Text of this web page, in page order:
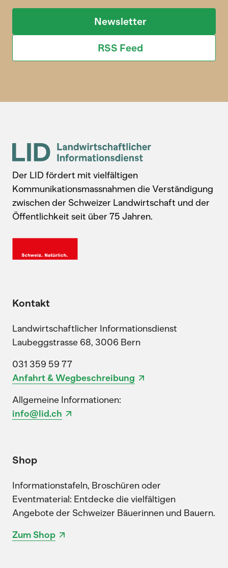
Newsletter
RSS Feed
Der LID fördert mit vielfältigen
Kommunikationsmassnahmen die Verständigung
zwischen der Schweizer Landwirtschaft und der
Öffentlichkeit seit über 75 Jahren.
Kontakt
Landwirtschaftlicher Informationsdienst
Laubeggstrasse 68, 3006 Bern
031 359 59 77
Anfahrt & Wegbeschreibung
Allgemeine Informationen:
info@lid.ch
Shop
Informationstafeln, Broschüren oder
Eventmaterial: Entdecke die vielfältigen
Angebote der Schweizer Bäuerinnen und Bauern.
Zum Shop